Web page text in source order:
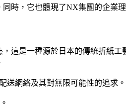
，它也體現了NX集團的企業理
這是一種源於日本的傳統折紙
送網絡及其對無限可能性的追求。